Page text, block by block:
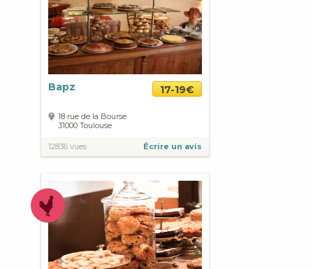
Bapz 17-19€
18 rue de la Bourse
31000 Toulouse
12836 vues Écrire un avis